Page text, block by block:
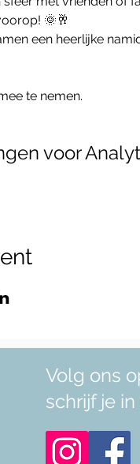
🌞🥂
een heerlijke
te nemen.
voor
Volg ons
schrijf je